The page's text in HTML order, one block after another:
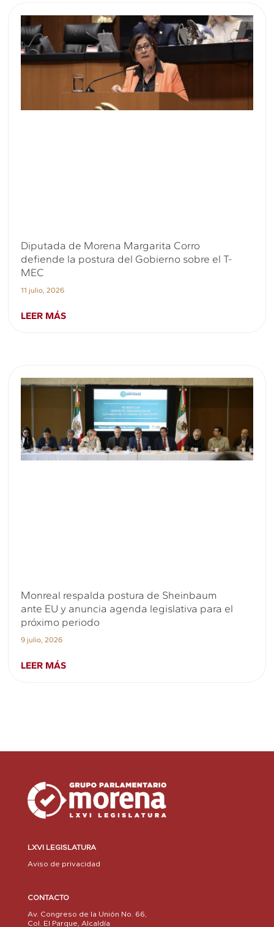
Diputada de Morena Margarita Corro
defiende la postura del Gobierno sobre el T-
MEC
11 julio, 2026
LEER MÁS
Monreal respalda postura de Sheinbaum
ante EU y anuncia agenda legislativa para el
próximo periodo
9 julio, 2026
LEER MÁS
LXVI LEGISLATURA
Aviso de privacidad
CONTACTO
Av. Congreso de la Unión No. 66,
Col. El Parque, Alcaldía